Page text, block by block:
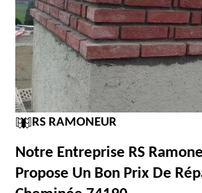
RS RAMONEUR
Notre Entreprise RS
Propose Un Bon Prix De